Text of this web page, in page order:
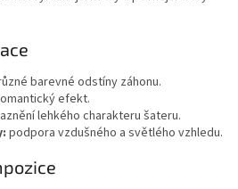
barevné odstíny záhonu.
efekt.
lehkého charakteru šateru.
podpora vzdušného a světlého vzhledu.